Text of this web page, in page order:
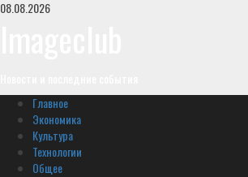
Перейти
08.08.2026
Основное
меню
Главное
Экономика
Культура
Технологии
Общее